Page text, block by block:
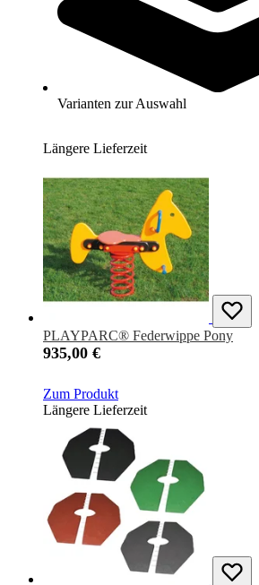
Varianten zur Auswahl
PLAYPARC® Federwippe Motorrad
935,00 €
Längere Lieferzeit
PLAYPARC® Federwippe Pony
935,00 €
Zum Produkt
Längere Lieferzeit